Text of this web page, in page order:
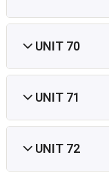
UNIT 70
UNIT 71
UNIT 72